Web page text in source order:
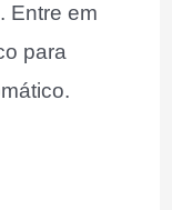
Entre em
para